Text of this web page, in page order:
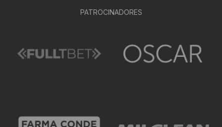
PATROCINADORES